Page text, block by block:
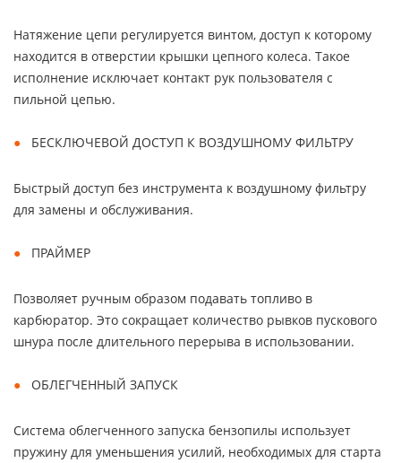
Натяжение цепи регулируется винтом, доступ к которому
находится в отверстии крышки цепного колеса. Такое
исполнение исключает контакт рук пользователя с
пильной цепью.
БЕСКЛЮЧЕВОЙ ДОСТУП К ВОЗДУШНОМУ ФИЛЬТРУ
Быстрый доступ без инструмента к воздушному фильтру
для замены и обслуживания.
ПРАЙМЕР
Позволяет ручным образом подавать топливо в
карбюратор. Это сокращает количество рывков пускового
шнура после длительного перерыва в использовании.
ОБЛЕГЧЕННЫЙ ЗАПУСК
Система облегченного запуска бензопилы использует
пружину для уменьшения усилий, необходимых для старта